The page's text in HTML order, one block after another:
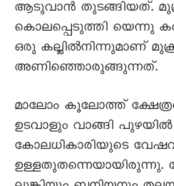
ആടുവാൻ തുടങ്ങിയത്.
കൊലപ്പെടുത്തി യെന്നു
ഒരു കല്ലിൽനിന്നുമാണ്
അണിഞ്ഞൊരുങ്ങുന്നത്.
മാലോം കൂലോത്ത്
ഉടവാളും വാങ്ങി
കോലധികാരിയുടെ
ഉള്ളതുതന്നെയായിരുന്നു.